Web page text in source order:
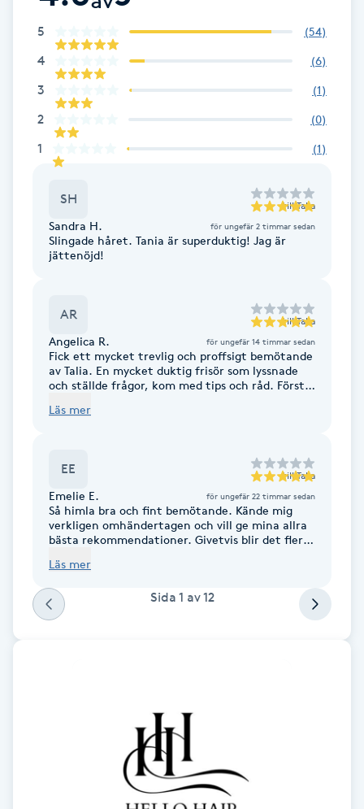
Fransrengöring
Frekvensterapi
Friskvård
Friskvårdsmassage
Färgning
Föning
Gelenaglar
Gellack
5 (54)
4 (6)
3 (1)
2 (0)
1 (1)
SH till Talia
Sandra H. för ungefär 2 timmar sedan
Slingade håret. Tania är superduktig! Jag är
jättenöjd!
AR till Talia
Angelica R. för ungefär 14 timmar sedan
Fick ett mycket trevlig och proffsigt bemötande
av Talia. En mycket duktig frisör som lyssnade
och ställde frågor, kom med tips och råd. Första
kommer definitivt tillbaka. Supernöjd, kan
Läs mer
EE till Talia
Emelie E. för ungefär 22 timmar sedan
Så himla bra och fint bemötande. Kände mig
verkligen omhändertagen och vill ge mina allra
bästa rekommendationer. Givetvis blir det fler
Läs mer
Sida 1 av12